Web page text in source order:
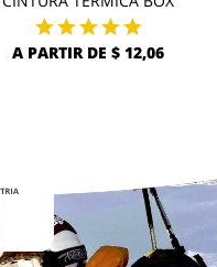
A PARTIR DE $ 12,06